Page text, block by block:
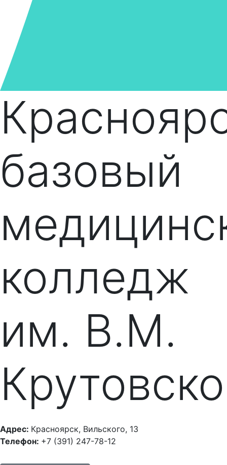
базовый
колледж
им. В.М.
Адрес: Красноярск, Вильского, 13
Телефон: +7 (391) 247-78-12